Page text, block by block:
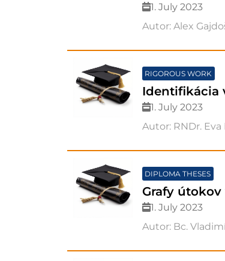
1. July 2023
Autor: Alex
RIGOROUS WORK
Identifikácia
1. July 2023
Autor: RNDr. Eva
DIPLOMA THESES
Grafy
1. July 2023
Autor: Bc.